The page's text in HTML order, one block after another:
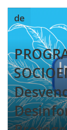
de